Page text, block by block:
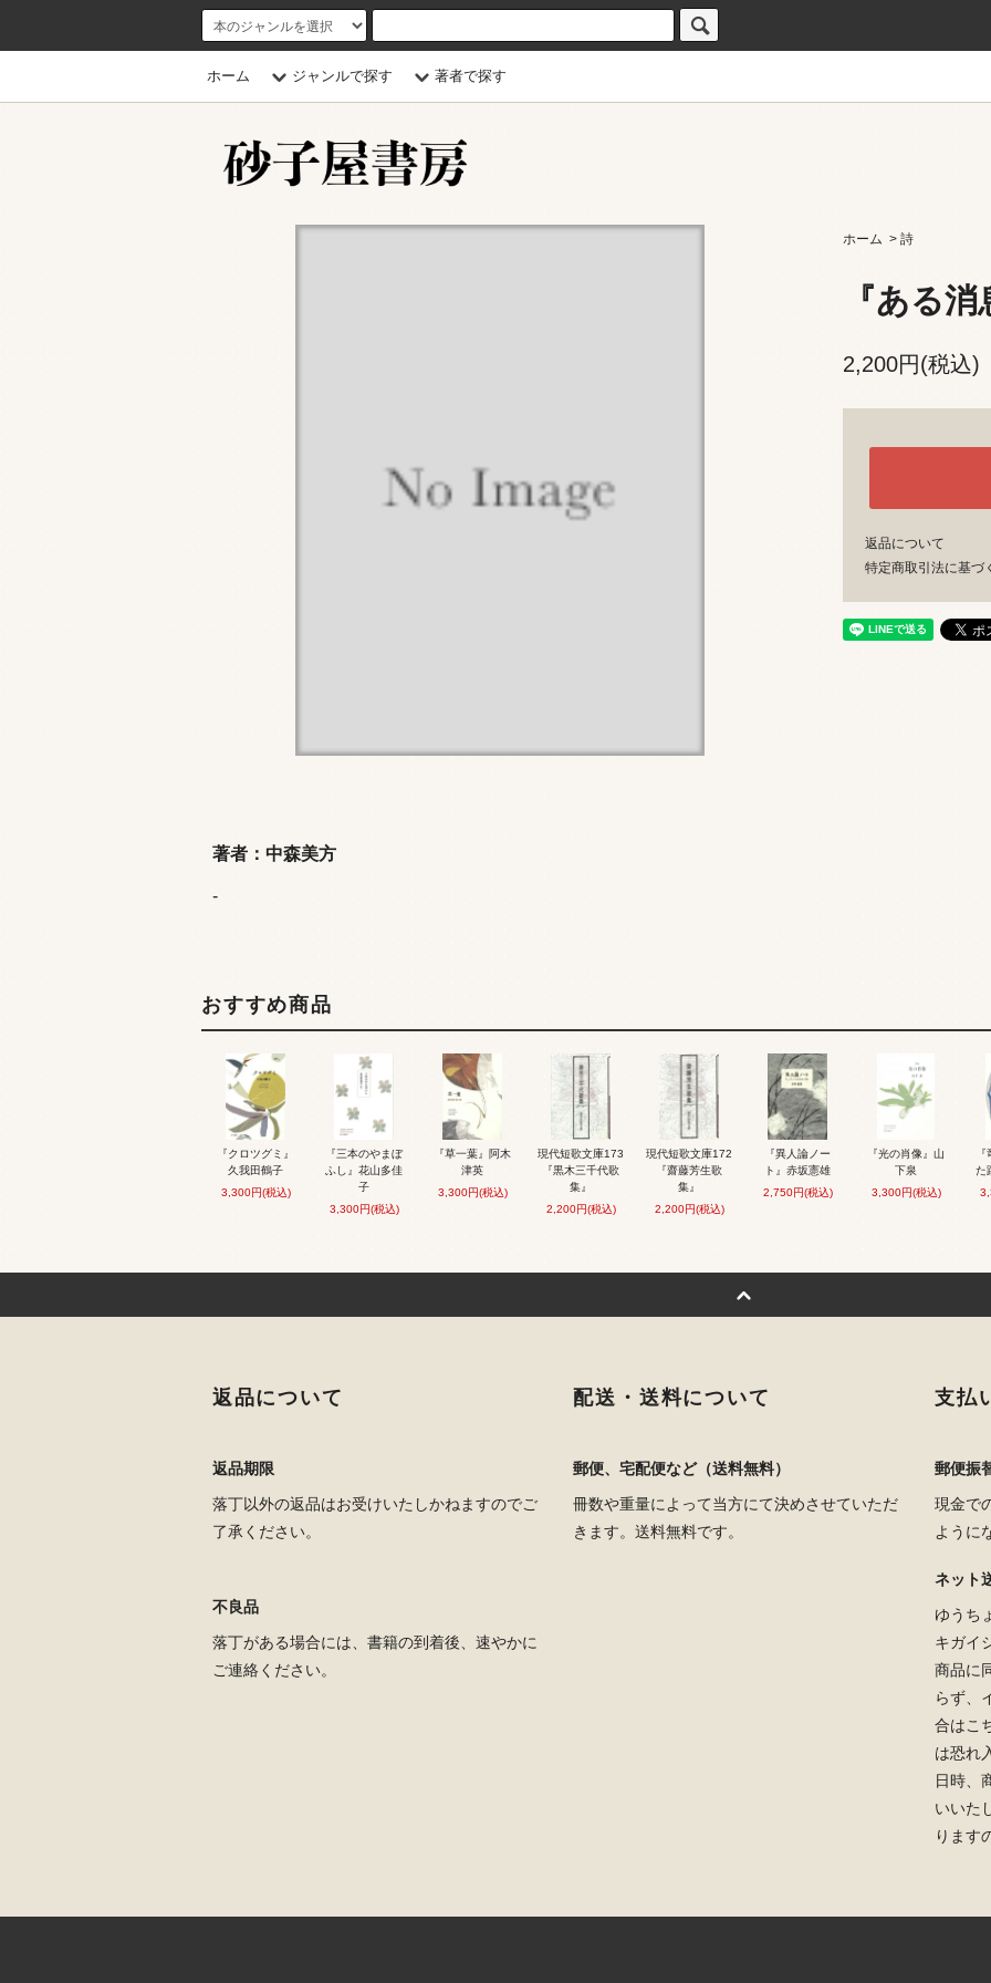
ホーム ジャンルで探す 著者で探す
ホーム > 詩
『ある
2,200円(税込)
返品について
特定商取引法に基づ
著者：中森美方
-
おすすめ商品
『クロツグミ』
久我田鶴子
3,300円(税込)
『三本のやまぼ
ふし』花山多佳
子
3,300円(税込)
『草一葉』阿木
津英
3,300円(税込)
現代短歌文庫173
『黒木三千代歌
集』
2,200円(税込)
現代短歌文庫172
『齋藤芳生歌
集』
2,200円(税込)
『異人論ノー
ト』赤坂憲雄
2,750円(税込)
『光の肖像』山
下泉
3,300円(税込)
た
返品について
返品期限
落丁以外の返品はお受けいたしかねますのでご
了承ください。
不良品
落丁がある場合には、書籍の到着後、速やかに
ご連絡ください。
配送・送料について
郵便、宅配便など（送料無料）
冊数や重量によって当方にて決めさせていただ
きます。送料無料です。
支払
郵便振
現金で
ように
ネット
ゆう
キガイ
商品に
らず、
合はこ
は恐れ
日時、
いいた
ります